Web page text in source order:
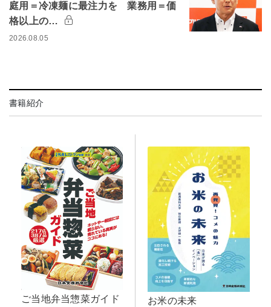
庭用＝冷凍麺に最注力を 業務用＝価
格以上の…
2026.08.05
書籍紹介
ご当地弁当惣菜ガイド
お米の未来